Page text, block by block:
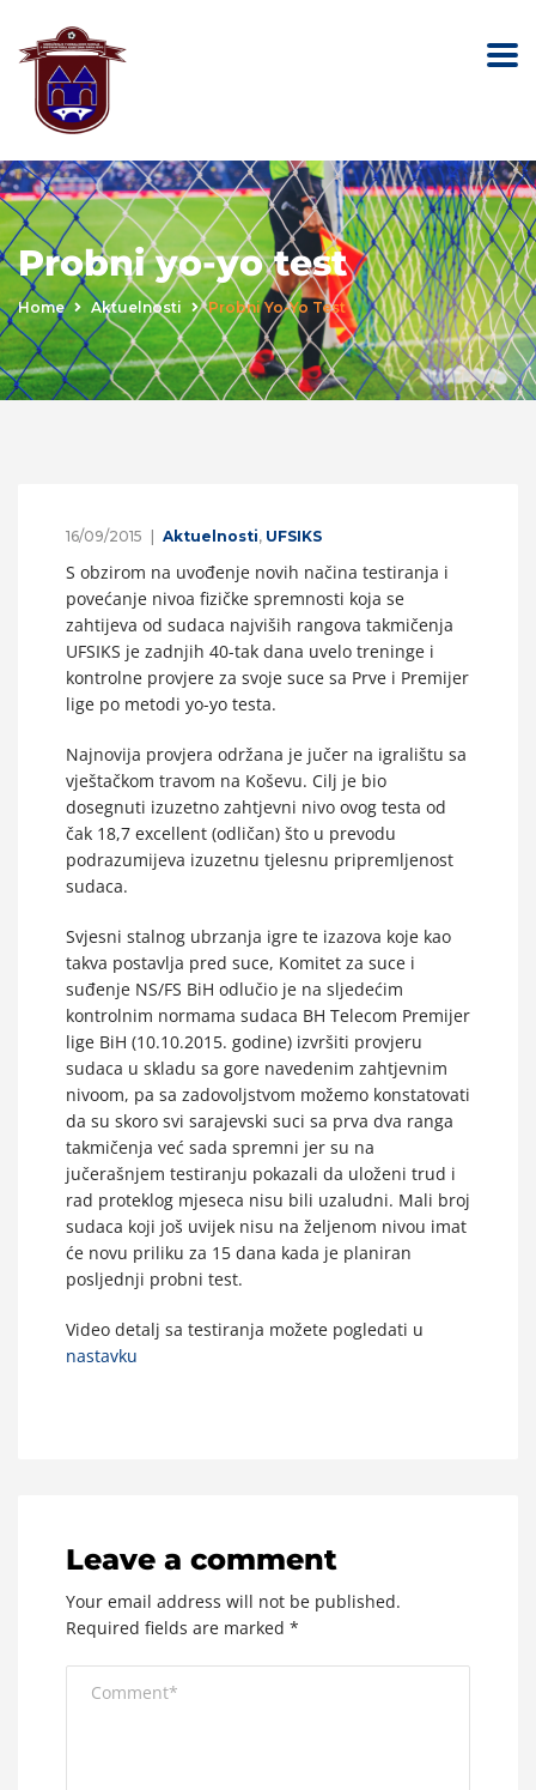
Probni yo-yo test
Home Aktuelnosti Probni Yo-Yo Test
16/09/2015 Aktuelnosti, UFSIKS
S obzirom na uvođenje novih načina testiranja i
povećanje nivoa fizičke spremnosti koja se
zahtijeva od sudaca najviših rangova takmičenja
UFSIKS je zadnjih 40-tak dana uvelo treninge i
kontrolne provjere za svoje suce sa Prve i Premijer
lige po metodi yo-yo testa.
Najnovija provjera održana je jučer na igralištu sa
vještačkom travom na Koševu. Cilj je bio
dosegnuti izuzetno zahtjevni nivo ovog testa od
čak 18,7 excellent (odličan) što u prevodu
podrazumijeva izuzetnu tjelesnu pripremljenost
sudaca.
Svjesni stalnog ubrzanja igre te izazova koje kao
takva postavlja pred suce, Komitet za suce i
suđenje NS/FS BiH odlučio je na sljedećim
kontrolnim normama sudaca BH Telecom Premijer
lige BiH (10.10.2015. godine) izvršiti provjeru
sudaca u skladu sa gore navedenim zahtjevnim
nivoom, pa sa zadovoljstvom možemo konstatovati
da su skoro svi sarajevski suci sa prva dva ranga
takmičenja već sada spremni jer su na
jučerašnjem testiranju pokazali da uloženi trud i
rad proteklog mjeseca nisu bili uzaludni. Mali broj
sudaca koji još uvijek nisu na željenom nivou imat
će novu priliku za 15 dana kada je planiran
posljednji probni test.
Video detalj sa testiranja možete pogledati u
nastavku
Leave a comment
Your email address will not be published.
Required fields are marked *